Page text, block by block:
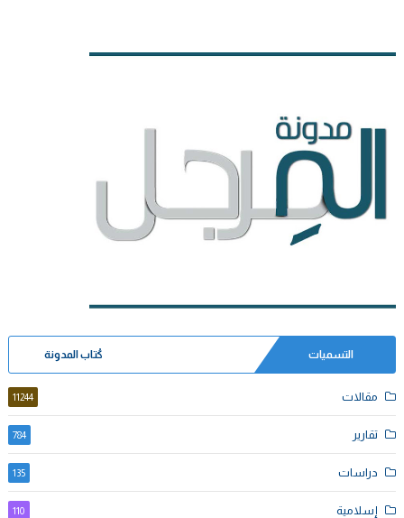
التسميات كُتاب المدونة
مقالات 11244
تقارير 784
دراسات 135
إسلامية 110